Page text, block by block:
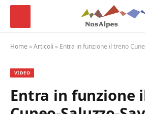
Home »Articoli » Entra in funzione il treno
VIDEO
Entra in funzione